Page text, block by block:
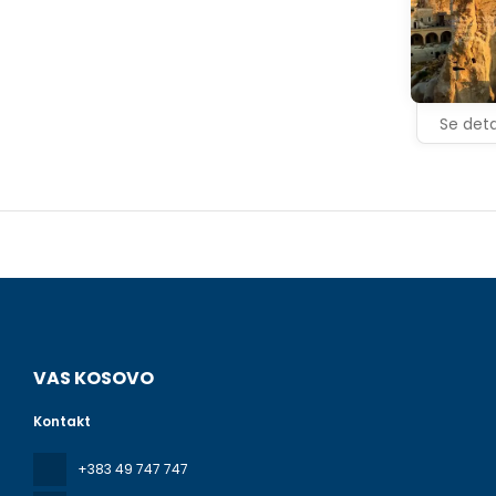
Se
VAS KOSOVO
Kontakt
+383 49 747 747